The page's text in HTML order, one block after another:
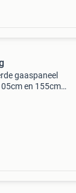
gaaspaneel
en 155cm